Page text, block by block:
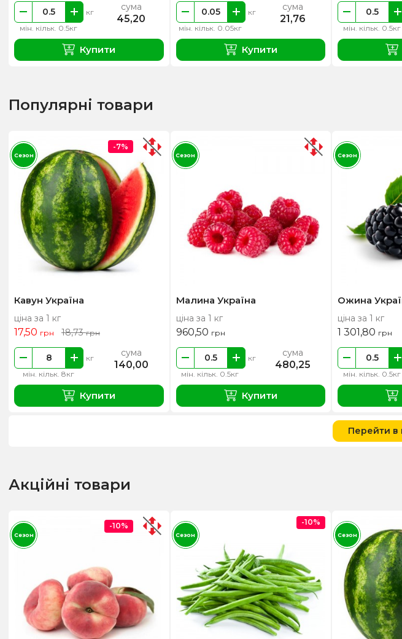
мін. кільк. 0.5кг
кг сума
45,20
Купити
мін. кільк. 0.05кг
кг сума
21,76
Купити
мін. кільк. 0.5кг
Популярні товари
Кавун Україна
ціна за 1 кг
17,50 грн 18,73грн
мін. кільк. 8кг
кг сума
140,00
Купити
-7%
Сезон
Малина Україна
ціна за 1 кг
960,50 грн
мін. кільк. 0.5кг
кг сума
480,25
Купити
Сезон
Ожина
ціна за 1 кг
1 301,80 грн
мін. кільк. 0.5кг
Сезон
Перейти в
Акційні товари
-10%
Сезон
-10%
Сезон Сезон